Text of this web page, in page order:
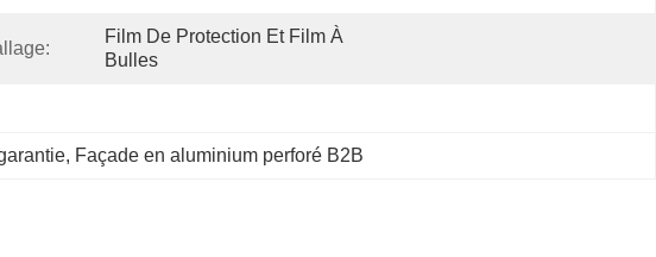
Film De Protection Et Film À
Bulles
, Façade en aluminium perforé B2B